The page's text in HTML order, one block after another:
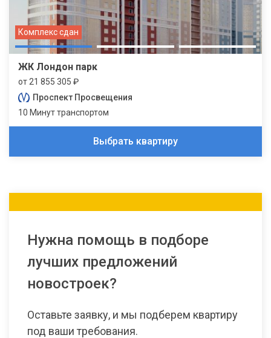
Комплекс сдан
ЖК Лондон парк
от 21 855 305 ₽
Проспект Просвещения
10 Минут транспортом
Выбрать квартиру
Нужна помощь в подборе
лучших предложений
новостроек?
Оставьте заявку, и мы подберем квартиру
под ваши требования.